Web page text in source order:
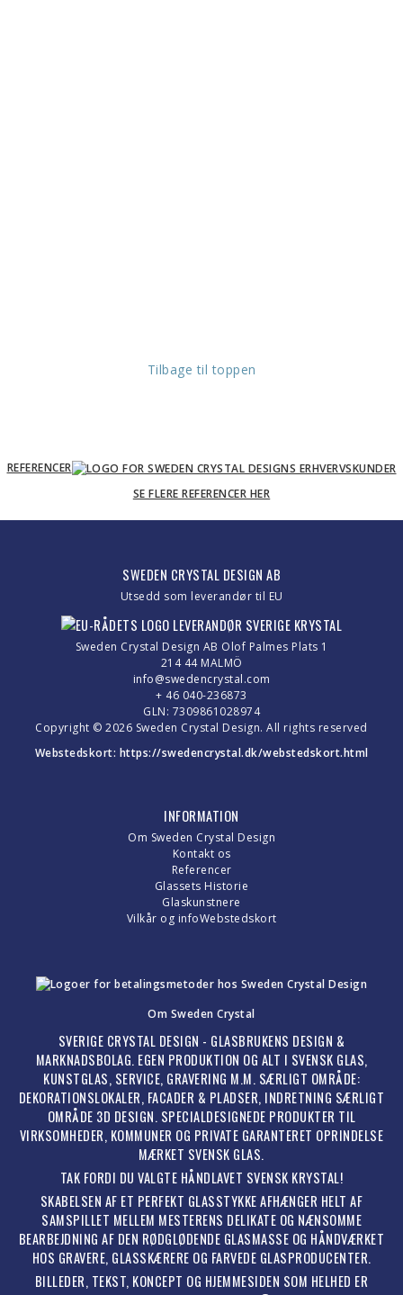
Tilbage til toppen
REFERENCER
SE FLERE REFERENCER HER
SWEDEN CRYSTAL DESIGN AB
Utsedd som leverandør til EU
Sweden Crystal Design AB Olof Palmes Plats 1
214 44 MALMÖ
info@swedencrystal.com
+ 46 040-236873
GLN: 7309861028974
Copyright © 2026 Sweden Crystal Design. All rights reserved
Webstedskort: https://swedencrystal.dk/webstedskort.html
INFORMATION
Om Sweden Crystal Design
Kontakt os
Referencer
Glassets Historie
Glaskunstnere
Vilkår og infoWebstedskort
Om Sweden Crystal
SVERIGE CRYSTAL DESIGN - GLASBRUKENS DESIGN &
MARKNADSBOLAG. EGEN PRODUKTION OG ALT I SVENSK GLAS,
KUNSTGLAS, SERVICE, GRAVERING M.M. SÆRLIGT OMRÅDE:
DEKORATIONSLOKALER, FACADER & PLADSER, INDRETNING SÆRLIGT
OMRÅDE 3D DESIGN. SPECIALDESIGNEDE PRODUKTER TIL
VIRKSOMHEDER, KOMMUNER OG PRIVATE GARANTERET OPRINDELSE
MÆRKET SVENSK GLAS.
TAK FORDI DU VALGTE HÅNDLAVET SVENSK KRYSTAL!
SKABELSEN AF ET PERFEKT GLASSTYKKE AFHÆNGER HELT AF
SAMSPILLET MELLEM MESTERENS DELIKATE OG NÆNSOMME
BEARBEJDNING AF DEN RØDGLØDENDE GLASMASSE OG HÅNDVÆRKET
HOS GRAVERE, GLASSKÆRERE OG FARVEDE GLASPRODUCENTER.
BILLEDER, TEKST, KONCEPT OG HJEMMESIDEN SOM HELHED ER